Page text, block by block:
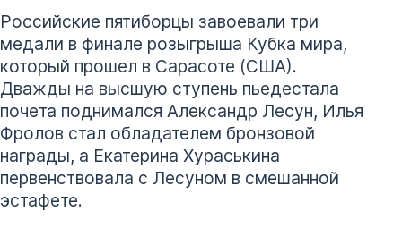
Российские пятиборцы завоевали три
медали в финале розыгрыша Кубка мира,
который прошел в Сарасоте (США).
Дважды на высшую ступень пьедестала
почета поднимался Александр Лесун, Илья
Фролов стал обладателем бронзовой
награды, а Екатерина Хураськина
первенствовала с Лесуном в смешанной
эстафете.